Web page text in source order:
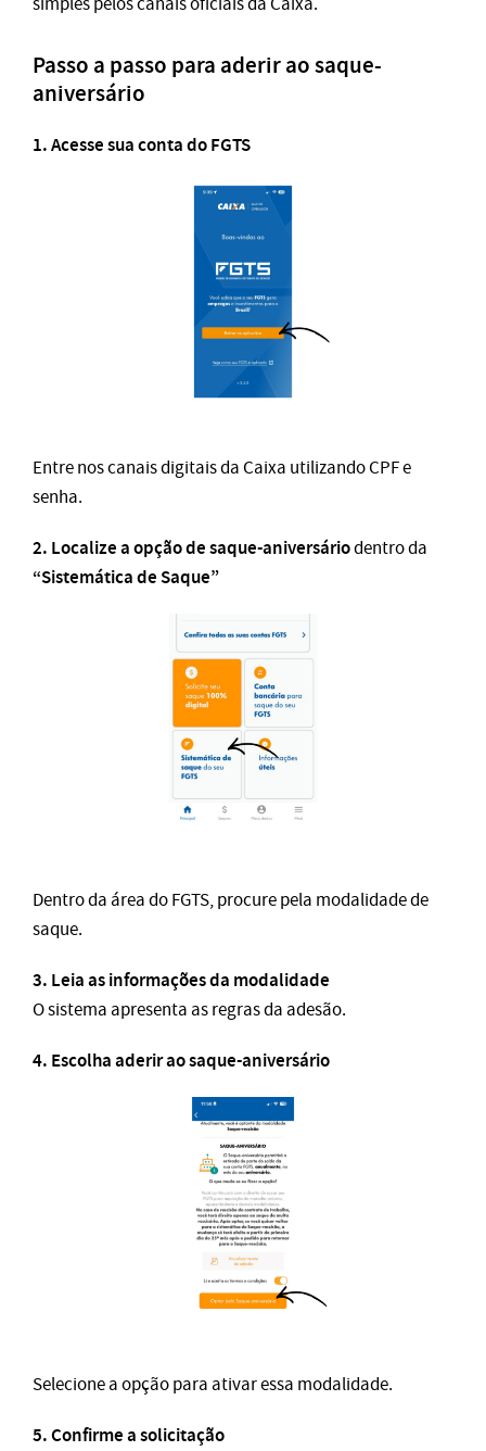
Passo a passo para aderir ao saque-
aniversário
1. Acesse sua conta do FGTS
Entre nos canais digitais da Caixa utilizando CPF e
senha.
2. Localize a opção de saque-aniversáriodentro da
“Sistemática de Saque”
Dentro da área do FGTS, procure pela modalidade de
saque.
3. Leia as informações da modalidade
O sistema apresenta as regras da adesão.
4. Escolha aderir ao saque-aniversário
Selecione a opção para ativar essa modalidade.
5. Confirme a solicitação